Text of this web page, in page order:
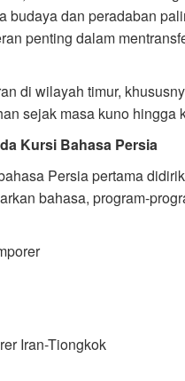
dan peradaban
penting dalam
di wilayah timur,
sejak masa kuno hingga
Kursi Bahasa Persia
Persia pertama
bahasa, program-
Iran-Tiongkok